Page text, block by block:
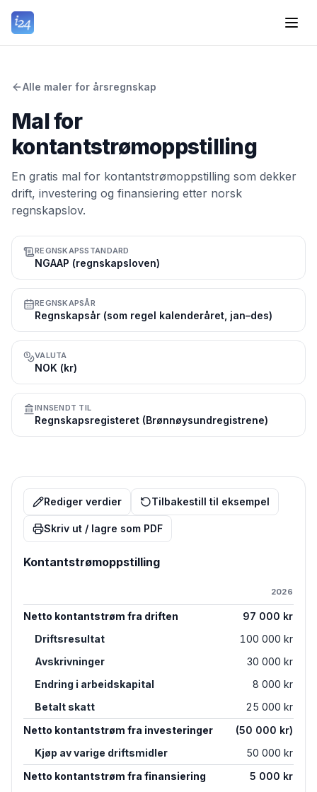
Alle maler for årsregnskap
Mal for
kontantstrømoppstilling
En gratis mal for kontantstrømoppstilling som dekker
drift, investering og finansiering etter norsk
regnskapslov.
REGNSKAPSSTANDARD
NGAAP (regnskapsloven)
REGNSKAPSÅR
Regnskapsår (som regel kalenderåret, jan–des)
VALUTA
NOK (kr)
INNSENDT TIL
Regnskapsregisteret (Brønnøysundregistrene)
Rediger verdier Tilbakestill til eksempel
Skriv ut / lagre som PDF
Kontantstrømoppstilling
2026
Netto kontantstrøm fra driften
97 000 kr
Driftsresultat
100 000 kr
Avskrivninger
30 000 kr
Endring i arbeidskapital
8 000 kr
Betalt skatt
25 000 kr
Netto kontantstrøm fra investeringer
(50 000 kr)
Kjøp av varige driftsmidler
50 000 kr
Netto kontantstrøm fra finansiering
5 000 kr